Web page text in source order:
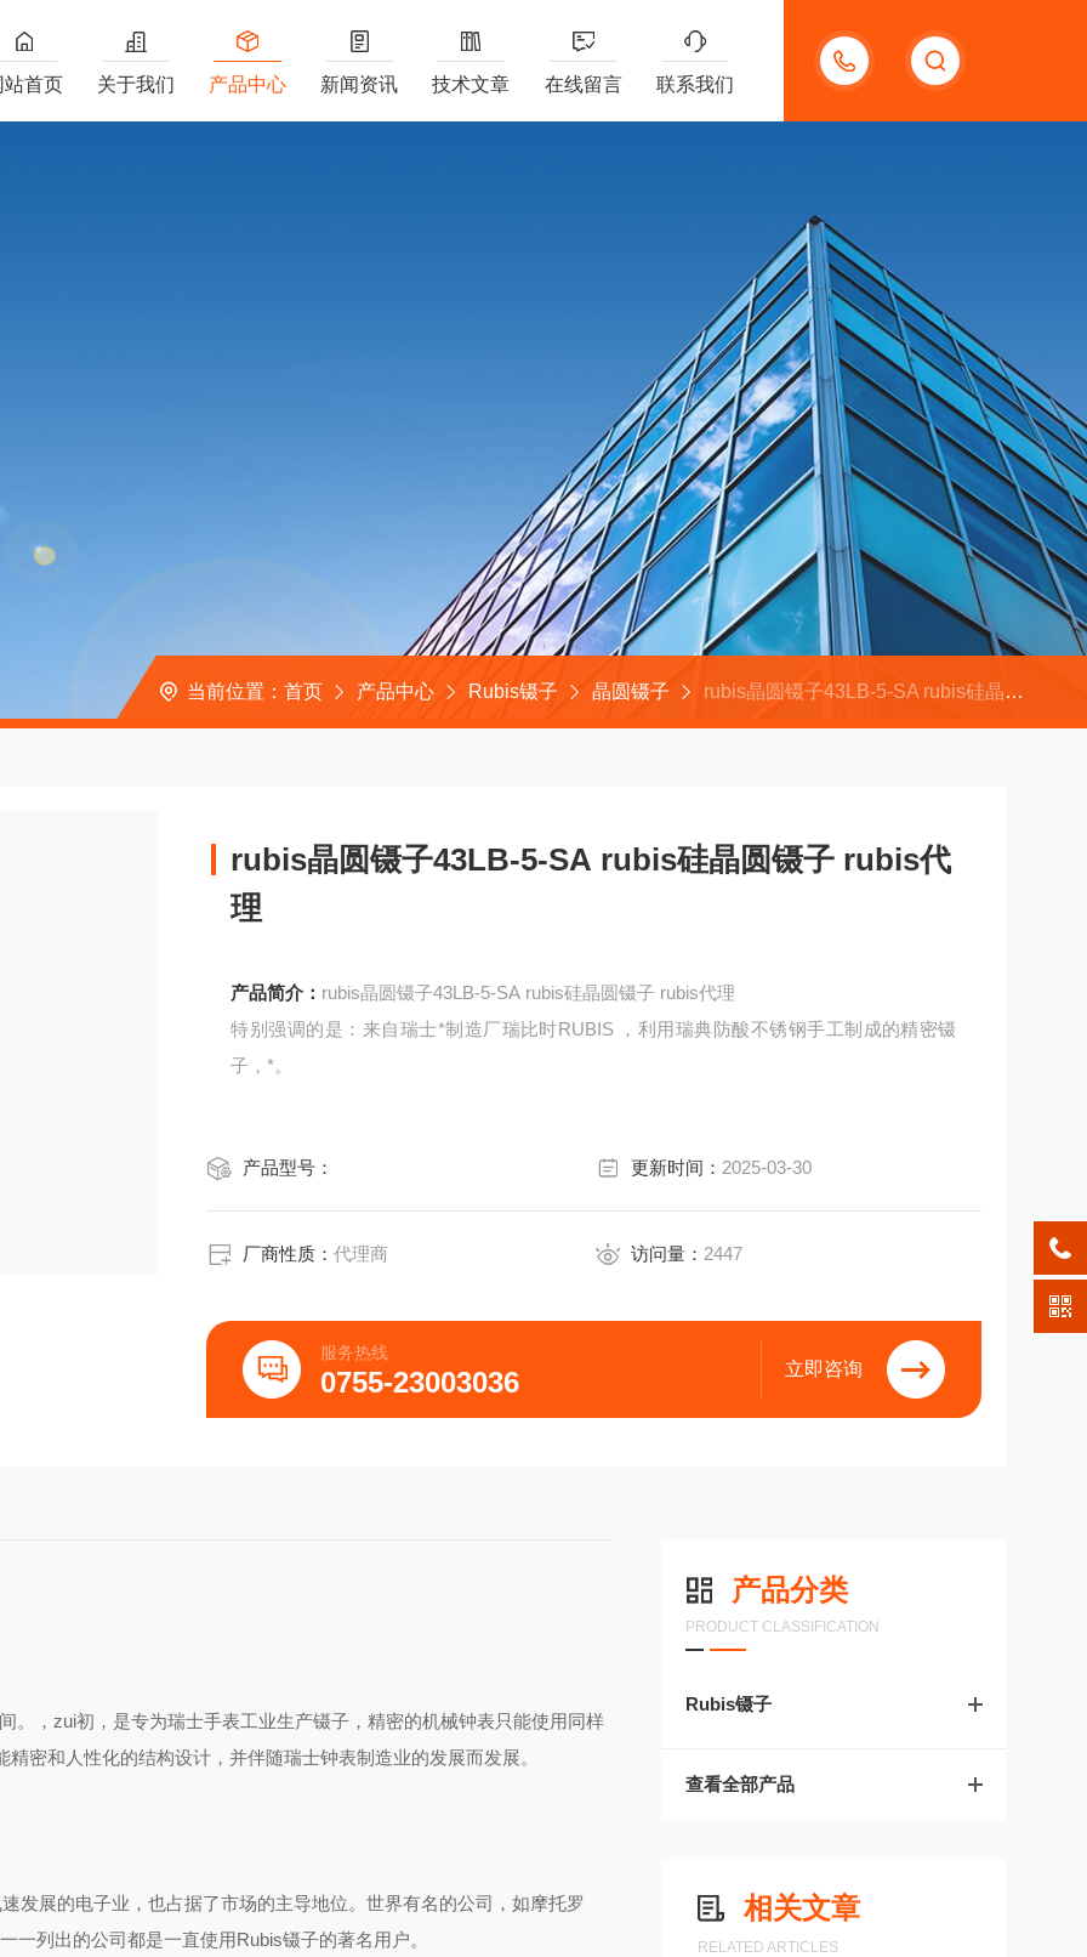
18123966210
站首页 关于我们 产品中心 新闻资讯 技术文章 在线留言 联系我们
当前位置： 首页 产品中心 Rubis镊子 晶圆镊子 rubis晶圆镊子43LB-5-SA rubis硅晶圆镊子 rubis代理
rubis晶圆镊子43LB-5-SA rubis硅晶圆镊子 rubis代
理
产品简介： rubis晶圆镊子43LB-5-SA rubis硅晶圆镊子 rubis代理
特别强调的是：来自瑞士*制造厂瑞比时RUBIS ，利用瑞典防酸不锈钢手工制成的精密镊
子，*。
产品型号： 更新时间： 2025-03-30
厂商性质：代理商 访问量： 2447
服务热线
0755-23003036 立即咨询
产品分类
PRODUCT CLASSIFICATION
Rubis镊子
查看全部产品
相关文章
RELATED ARTICLES
。，zui初，是专为瑞士手表工业生产镊子，精密的机械钟表只能使用同样
密和人性化的结构设计，并伴随瑞士钟表制造业的发展而发展。
发展的电子业，也占据了市场的主导地位。世界有名的公司，如摩托罗
列出的公司都是一直使用Rubis镊子的著名用户。